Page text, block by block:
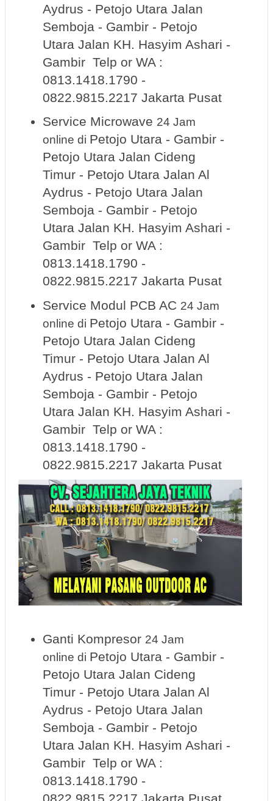
Aydrus - Petojo Utara Jalan
Semboja - Gambir - Petojo
Utara Jalan KH. Hasyim Ashari -
Gambir Telp or WA :
0813.1418.1790 -
0822.9815.2217 Jakarta Pusat
Service Microwave 24 Jam
online di Petojo Utara - Gambir -
Petojo Utara Jalan Cideng
Timur - Petojo Utara Jalan Al
Aydrus - Petojo Utara Jalan
Semboja - Gambir - Petojo
Utara Jalan KH. Hasyim Ashari -
Gambir Telp or WA :
0813.1418.1790 -
0822.9815.2217 Jakarta Pusat
Service Modul PCB AC 24 Jam
online di Petojo Utara - Gambir -
Petojo Utara Jalan Cideng
Timur - Petojo Utara Jalan Al
Aydrus - Petojo Utara Jalan
Semboja - Gambir - Petojo
Utara Jalan KH. Hasyim Ashari -
Gambir Telp or WA :
0813.1418.1790 -
0822.9815.2217 Jakarta Pusat
Ganti Kompresor 24 Jam
online di Petojo Utara - Gambir -
Petojo Utara Jalan Cideng
Timur - Petojo Utara Jalan Al
Aydrus - Petojo Utara Jalan
Semboja - Gambir - Petojo
Utara Jalan KH. Hasyim Ashari -
Gambir Telp or WA :
0813.1418.1790 -
0822.9815.2217 Jakarta Pusat